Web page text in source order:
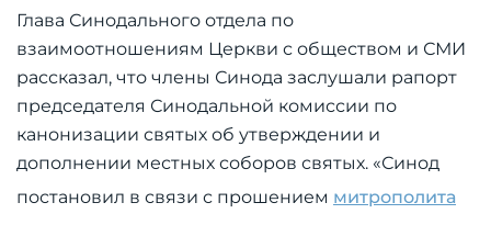
Глава Синодального отдела по
взаимоотношениям Церкви с обществом и СМИ
рассказал, что члены Синода заслушали рапорт
председателя Синодальной комиссии по
канонизации святых об утверждении и
дополнении местных соборов святых. «Синод
постановил в связи с прошением митрополита